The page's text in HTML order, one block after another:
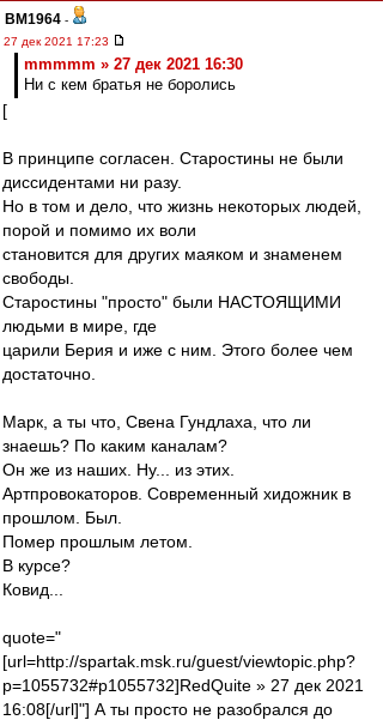
BM1964 -
27 дек 2021 17:23
mmmmm » 27 дек 2021 16:30
Ни с кем братья не боролись
[
В принципе согласен. Старостины не были
диссидентами ни разу.
Но в том и дело, что жизнь некоторых людей,
порой и помимо их воли
становится для других маяком и знаменем
свободы.
Старостины "просто" были НАСТОЯЩИМИ
людьми в мире, где
царили Берия и иже с ним. Этого более чем
достаточно.
Марк, а ты что, Свена Гундлаха, что ли
знаешь? По каким каналам?
Он же из наших. Ну... из этих.
Артпровокаторов. Современный хидожник в
прошлом. Был.
Помер прошлым летом.
В курсе?
Ковид...
quote="
[url=http://spartak.msk.ru/guest/viewtopic.php?
p=1055732#p1055732]RedQuite » 27 дек 2021
16:08[/url]"] А ты просто не разобрался до